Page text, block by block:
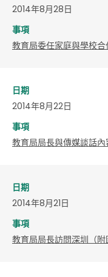
2014年8月28日
事項
教育局委任家庭與學校
日期
2014年8月22日
事項
教育局局長與傳媒談話內
日期
2014年8月21日
事項
教育局局長訪問深圳（附